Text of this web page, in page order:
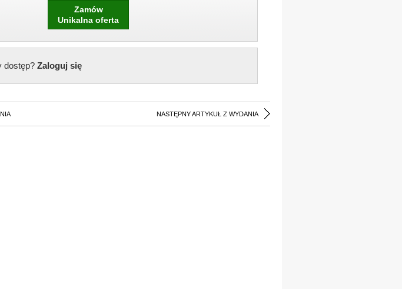
Zamów
Unikalna oferta
dostęp?Zaloguj się
NASTĘPNY ARTYKUŁ Z WYDANIA